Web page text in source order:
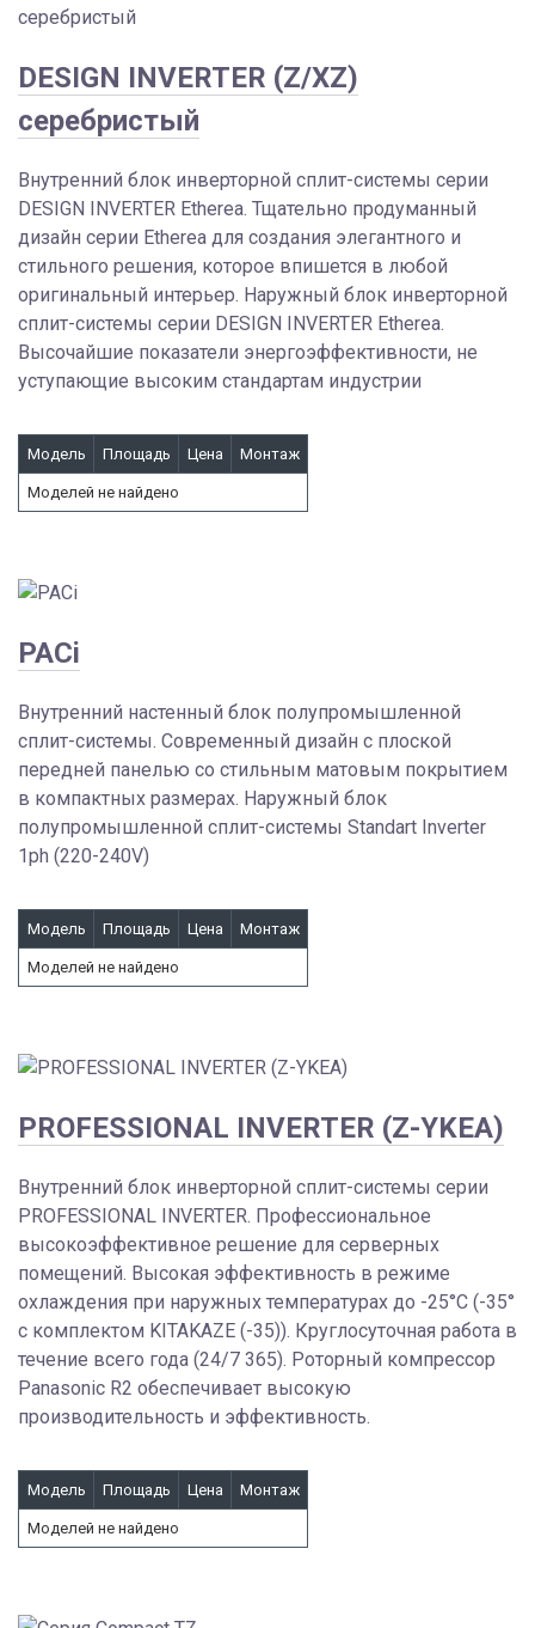
DESIGN INVERTER (Z/XZ)
серебристый
Внутренний блок инверторной сплит-системы серии
DESIGN INVERTER Etherea. Тщательно продуманный
дизайн серии Etherea для создания элегантного и
стильного решения, которое впишется в любой
оригинальный интерьер. Наружный блок инверторной
сплит-системы серии DESIGN INVERTER Etherea.
Высочайшие показатели энергоэффективности, не
уступающие высоким стандартам индустрии
Модель Площадь Цена Монтаж
Моделей не найдено
PACi
Внутренний настенный блок полупромышленной
сплит-системы. Современный дизайн с плоской
передней панелью со стильным матовым покрытием
в компактных размерах. Наружный блок
полупромышленной сплит-системы Standart Inverter
1ph (220-240V)
Модель Площадь Цена Монтаж
Моделей не найдено
PROFESSIONAL INVERTER (Z-YKEA)
Внутренний блок инверторной сплит-системы серии
PROFESSIONAL INVERTER. Профессиональное
высокоэффективное решение для серверных
помещений. Высокая эффективность в режиме
охлаждения при наружных температурах до -25°С (-35°
с комплектом KITAKAZE (-35)). Круглосуточная работа в
течение всего года (24/7 365). Роторный компрессор
Panasonic R2 обеспечивает высокую
производительность и эффективность.
Модель Площадь Цена Монтаж
Моделей не найдено